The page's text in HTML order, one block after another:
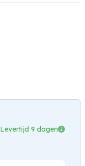
Levertijd 9 dagen